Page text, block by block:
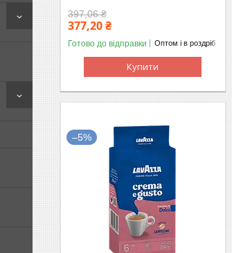
397,06 ₴
377,20 ₴
Готово до відправки Оптом і в роздріб
Купити
–5%